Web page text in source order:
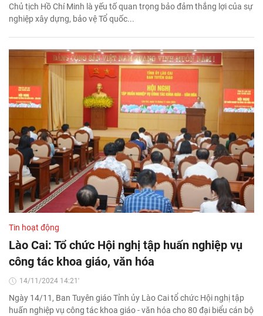
Chủ tịch Hồ Chí Minh là yếu tố quan trọng bảo đảm thắng lợi của sự
nghiệp xây dựng, bảo vệ Tổ quốc...
Tin hoạt động
Lào Cai: Tổ chức Hội nghị tập huấn nghiệp vụ
công tác khoa giáo, văn hóa
14/11/2024 14:21'
Ngày 14/11, Ban Tuyên giáo Tỉnh ủy Lào Cai tổ chức Hội nghị tập
huấn nghiệp vụ công tác khoa giáo - văn hóa cho 80 đại biểu cán bộ